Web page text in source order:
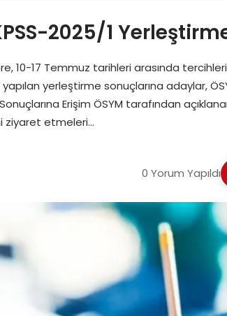
2025/1
10-17 Temmuz tarihleri arasında
yerleştirme sonuçlarına adaylar,
Erişim ÖSYM tarafından
ziyaret etmeleri…
0 Yorum Yapıldı